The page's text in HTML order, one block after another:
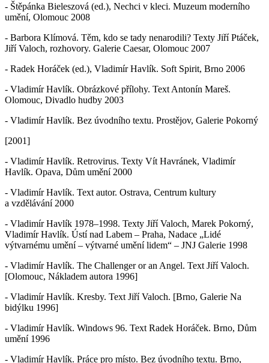
- Štěpánka Bieleszová (ed.), Nechci v kleci. Muzeum moderního
umění, Olomouc 2008
- Barbora Klímová. Těm, kdo se tady nenarodili? Texty Jiří Ptáček,
Jiří Valoch, rozhovory. Galerie Caesar, Olomouc 2007
- Radek Horáček (ed.), Vladimír Havlík. Soft Spirit, Brno 2006
- Vladimír Havlík. Obrázkové přílohy. Text Antonín Mareš.
Olomouc, Divadlo hudby 2003
- Vladimír Havlík. Bez úvodního textu. Prostějov, Galerie Pokorný
[2001]
- Vladimír Havlík. Retrovirus. Texty Vít Havránek, Vladimír
Havlík. Opava, Dům umění 2000
- Vladimír Havlík. Text autor. Ostrava, Centrum kultury
a vzdělávání 2000
- Vladimír Havlík 1978–1998. Texty Jiří Valoch, Marek Pokorný,
Vladimír Havlík. Ústí nad Labem – Praha, Nadace „Lidé
výtvarnému umění – výtvarné umění lidem“ – JNJ Galerie 1998
- Vladimír Havlík. The Challenger or an Angel. Text Jiří Valoch.
[Olomouc, Nákladem autora 1996]
- Vladimír Havlík. Kresby. Text Jiří Valoch. [Brno, Galerie Na
bidýlku 1996]
- Vladimír Havlík. Windows 96. Text Radek Horáček. Brno, Dům
umění 1996
- Vladimír Havlík. Práce pro místo. Bez úvodního textu. Brno,